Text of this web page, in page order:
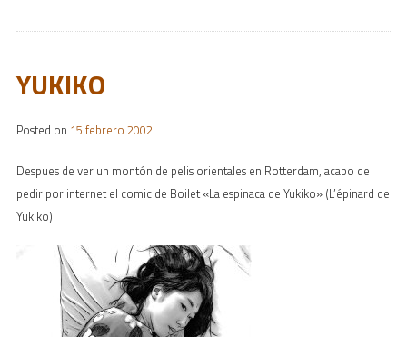
YUKIKO
Posted on 15 febrero 2002
Despues de ver un montón de pelis orientales en Rotterdam, acabo de
pedir por internet el comic de Boilet «La espinaca de Yukiko» (L’épinard de
Yukiko)